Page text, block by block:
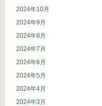
2024年10月
2024年9月
2024年8月
2024年7月
2024年6月
2024年5月
2024年4月
2024年3月